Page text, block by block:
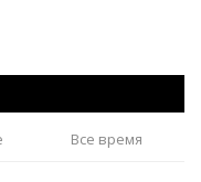
Все время